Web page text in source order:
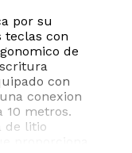
por su
teclas con
de
con
conexion
10 metros.
de litio